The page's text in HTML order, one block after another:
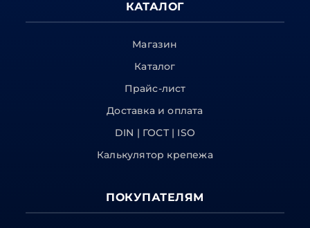
КАТАЛОГ
Магазин
Каталог
Прайс-лист
Доставка и оплата
DIN | ГОСТ | ISO
Калькулятор крепежа
ПОКУПАТЕЛЯМ